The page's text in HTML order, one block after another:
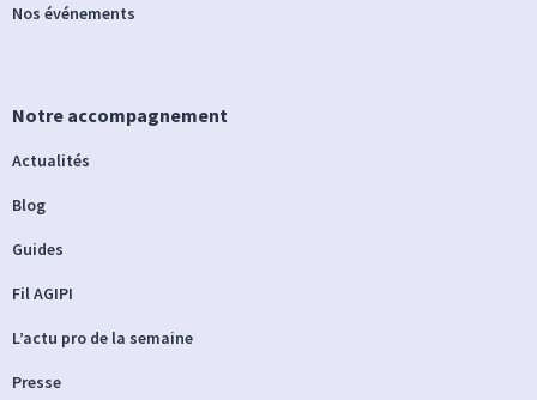
Nos événements
Notre accompagnement
Actualités
Blog
Guides
Fil AGIPI
L’actu pro de la semaine
Presse